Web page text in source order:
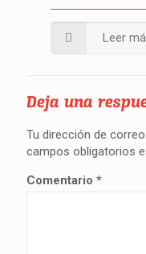
Leer
Deja una
Tu dirección de
campos obligatorios
Comentario *